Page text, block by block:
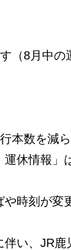
（8月中の
本数を減
休情報
時刻が変
い、JR